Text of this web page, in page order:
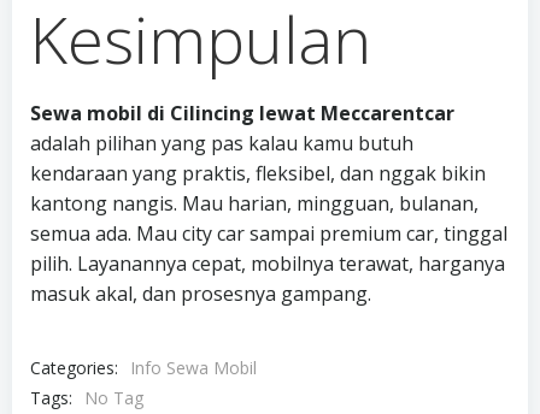
Kesimpulan
Sewa mobil di Cilincing lewat Meccarentcar
adalah pilihan yang pas kalau kamu butuh
kendaraan yang praktis, fleksibel, dan nggak bikin
kantong nangis. Mau harian, mingguan, bulanan,
semua ada. Mau city car sampai premium car, tinggal
pilih. Layanannya cepat, mobilnya terawat, harganya
masuk akal, dan prosesnya gampang.
Categories:
Info Sewa Mobil
Tags:
No Tag